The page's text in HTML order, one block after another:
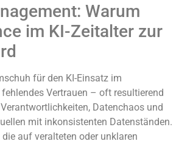
Warum
im KI-Zeitalter zur
für den KI-Einsatz im
Vertrauen – oft resultierend
Datenchaos und
mit inkonsistenten Datenständen.
auf veralteten oder unklaren